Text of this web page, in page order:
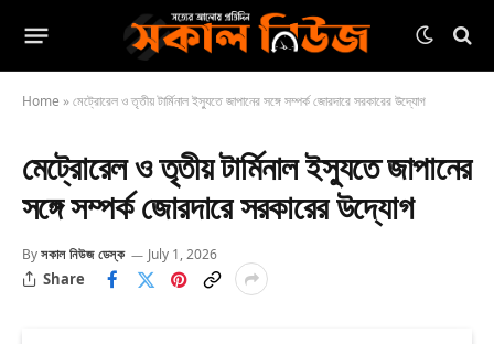
Home »মেট্রোরেল ও তৃতীয় টার্মিনাল ইস্যুতে জাপানের সঙ্গে সম্পর্ক জোরদারে সরকারের উদ্যোগ
মেট্রোরেল ও তৃতীয় টার্মিনাল ইস্যুতে জাপানের
সঙ্গে সম্পর্ক জোরদারে সরকারের উদ্যোগ
Byসকাল নিউজ ডেস্ক July 1, 2026
Share